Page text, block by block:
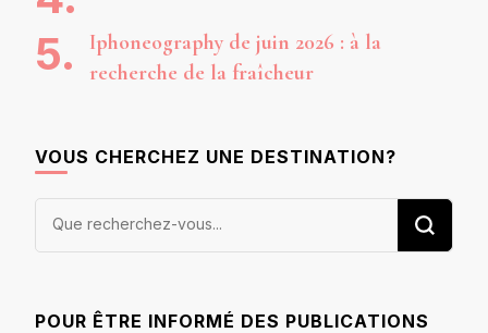
Iphoneography de juin 2026 : à la
recherche de la fraîcheur
VOUS CHERCHEZ UNE DESTINATION?
Vous
POUR ÊTRE INFORMÉ DES PUBLICATIONS